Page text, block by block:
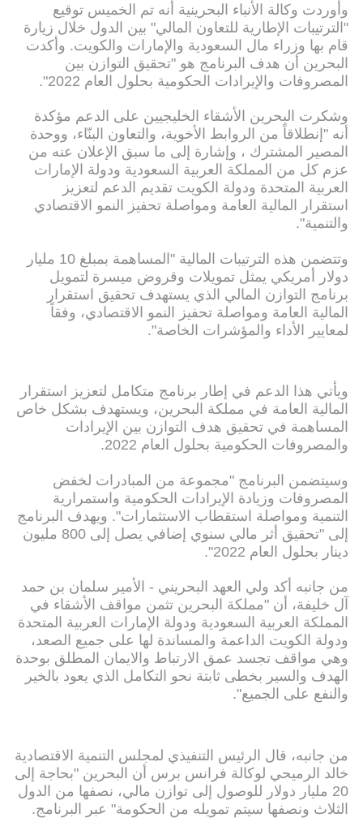
وأوردت وكالة الأنباء البحرينية أنه تم الخميس توقيع
"الترتيبات الإطارية للتعاون المالي" بين الدول خلال زيارة
قام بها وزراء مال السعودية والإمارات والكويت. وأكدت
البحرين أن هدف البرنامج هو "تحقيق التوازن بين
المصروفات والإيرادات الحكومية بحلول العام 2022".
وشكرت البحرين الأشقاء الخليجيين على الدعم مؤكدة
أنه "إنطلاقاً من الروابط الأخوية، والتعاون البنّاء، ووحدة
المصير المشترك ، وإشارة إلى ما سبق الإعلان عنه من
عزم كل من المملكة العربية السعودية ودولة الإمارات
العربية المتحدة ودولة الكويت تقديم الدعم لتعزيز
استقرار المالية العامة ومواصلة تحفيز النمو الاقتصادي
والتنمية".
وتتضمن هذه الترتيبات المالية "المساهمة بمبلغ 10 مليار
دولار أمريكي يمثل تمويلات وقروض ميسرة لتمويل
برنامج التوازن المالي الذي يستهدف تحقيق استقرار
المالية العامة ومواصلة تحفيز النمو الاقتصادي، وفقاً
لمعايير الأداء والمؤشرات الخاصة".
ويأتي هذا الدعم في إطار برنامج متكامل لتعزيز استقرار
المالية العامة في مملكة البحرين، ويستهدف بشكل خاص
المساهمة في تحقيق هدف التوازن بين الإيرادات
والمصروفات الحكومية بحلول العام 2022.
وسيتضمن البرنامج "مجموعة من المبادرات لخفض
المصروفات وزيادة الإيرادات الحكومية واستمرارية
التنمية ومواصلة استقطاب الاستثمارات". ويهدف البرنامج
إلى "تحقيق أثر مالي سنوي إضافي يصل إلى 800 مليون
دينار بحلول العام 2022".
من جانبه أكد ولي العهد البحريني - الأمير سلمان بن حمد
آل خليفة، أن "مملكة البحرين تثمن مواقف الأشقاء في
المملكة العربية السعودية ودولة الإمارات العربية المتحدة
ودولة الكويت الداعمة والمساندة لها على جميع الصعد،
وهي مواقف تجسد عمق الارتباط والايمان المطلق بوحدة
الهدف والسير بخطى ثابتة نحو التكامل الذي يعود بالخير
والنفع على الجميع".
من جانبه، قال الرئيس التنفيذي لمجلس التنمية الاقتصادية
خالد الرميحي لوكالة فرانس برس أن البحرين "بحاجة إلى
20 مليار دولار للوصول إلى توازن مالي، نصفها من الدول
الثلاث ونصفها سيتم تمويله من الحكومة" عبر البرنامج.